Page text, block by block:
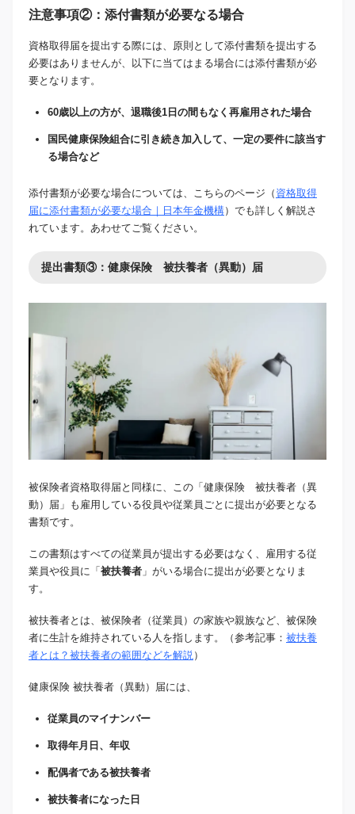
注意事項②：添付書類が必要なる場合
資格取得届を提出する際には、原則として添付書類を提出する
必要はありませんが、以下に当てはまる場合には添付書類が必
要となります。
60歳以上の方が、退職後1日の間もなく再雇用された場合
国民健康保険組合に引き続き加入して、一定の要件に該当す
る場合など
添付書類が必要な場合については、こちらのページ（ 資格取得
届に添付書類が必要な場合｜日本年金機構）でも詳しく解説さ
れています。あわせてご覧ください。
提出書類③：健康保険 被扶養者（異動）届
被保険者資格取得届と同様に、この「健康保険 被扶養者（異
動）届」も雇用している役員や従業員ごとに提出が必要となる
書類です。
この書類はすべての従業員が提出する必要はなく、雇用する従
業員や役員に「被扶養者 」がいる場合に提出が必要となりま
す。
被扶養者とは、被保険者（従業員）の家族や親族など、被保険
者に生計を維持されている人を指します。（参考記事： 被扶養
者とは？被扶養者の範囲などを解説 ）
健康保険 被扶養者（異動）届には、
従業員のマイナンバー
取得年月日、年収
配偶者である被扶養者
被扶養者になった日